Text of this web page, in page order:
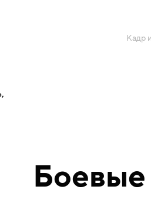
Кадр
Боевые